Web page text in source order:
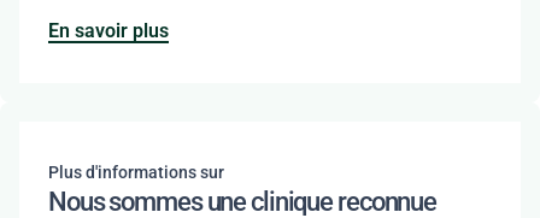
En savoir plus
Plus d'informations sur
Nous sommes une clinique reconnue